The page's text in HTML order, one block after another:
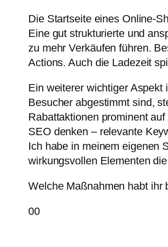
Die Startseite eines Online-
Eine gut strukturierte und
zu mehr Verkäufen führen.
Actions. Auch die Ladezeit
Ein weiterer wichtiger
Besucher abgestimmt sind,
Rabattaktionen prominent
SEO denken – relevante
Ich habe in meinem eigenen
wirkungsvollen Elementen
Welche Maßnahmen habt ihr
Anklicken
0Anklicken
0